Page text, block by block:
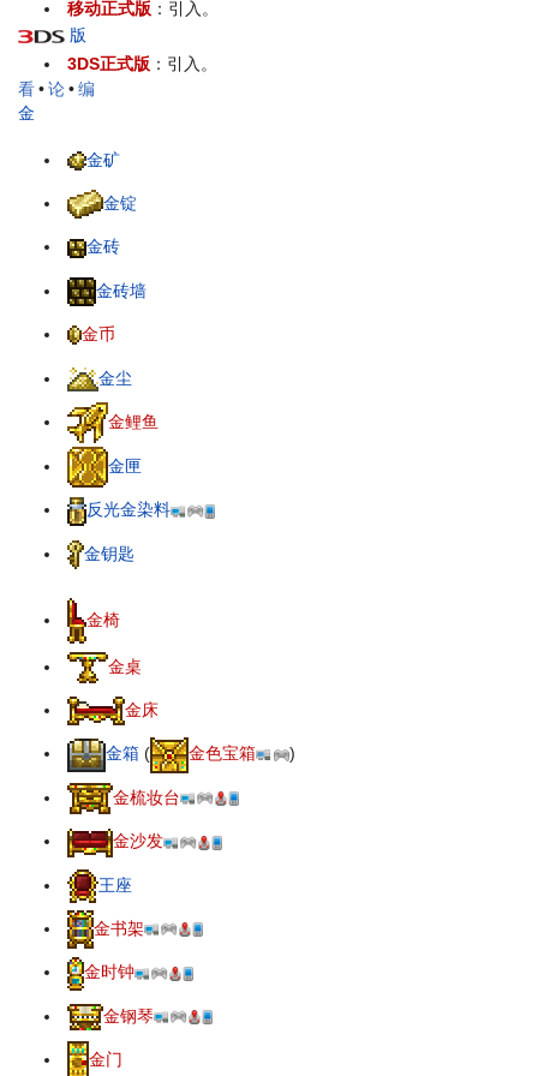
移动正式版 ：引入。
版
3DS正式版 ：引入。
看•论•编
金
金矿
金锭
金砖
金砖墙
金币
金尘
金鲤鱼
金匣
反光金染料
金钥匙
金椅
金桌
金床
金箱 ( 金色宝箱 )
金梳妆台
金沙发
王座
金书架
金时钟
金钢琴
金门